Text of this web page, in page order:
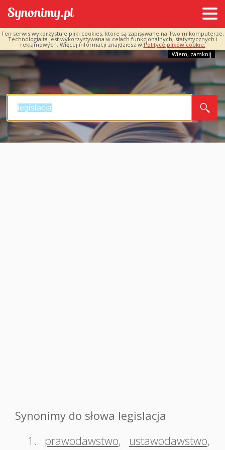
Ten serwis wykorzystuje pliki cookies, które są zapisywane na Twoim komputerze.
Technologia ta jest wykorzystywana w celach funkcjonalnych, statystycznych i
reklamowych. Więcej informacji znajdziesz w Polityce plików cookie.
Wiem, zamknij
Synonimy do słowa legislacja
1.
prawodawstwo, ustawodawstwo,